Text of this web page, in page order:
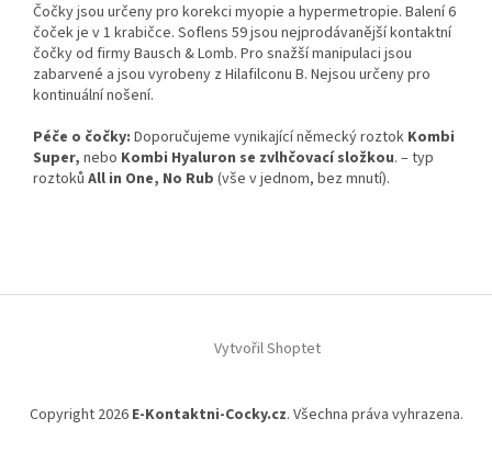
Čočky jsou určeny pro korekci myopie a hypermetropie. Balení 6
čoček je v 1 krabičce. Soflens 59 jsou nejprodávanější kontaktní
čočky od firmy Bausch & Lomb. Pro snažší manipulaci jsou
zabarvené a jsou vyrobeny z Hilafilconu B. Nejsou určeny pro
kontinuální nošení.
Péče o čočky: Doporučujeme vynikající německý roztok Kombi
Super, nebo Kombi Hyaluron se zvlhčovací složkou. – typ
roztoků All in One, No Rub (vše v jednom, bez mnutí).
Vytvořil Shoptet
Copyright 2026 E-Kontaktni-Cocky.cz. Všechna práva vyhrazena.